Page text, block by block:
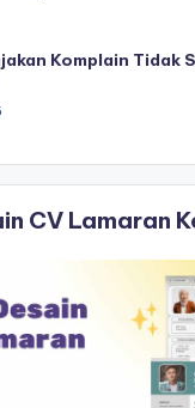
Komplain Tidak
CV Lamaran